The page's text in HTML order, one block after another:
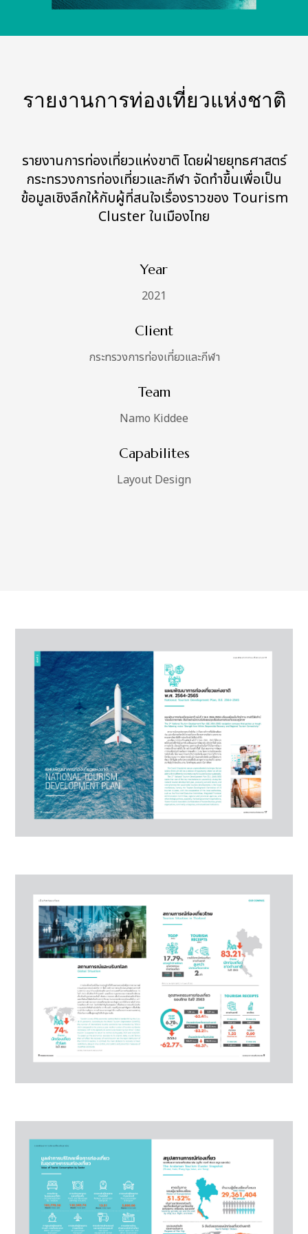
รายงานการท่องเที่ยวแห่งชาติ
รายงานการท่องเที่ยวแห่งขาติ โดยฝ่ายยุทธศาสตร์
กระทรวงการท่องเที่ยวและกีฬา จัดทำขึ้นเพื่อเป็น
ข้อมูลเชิงลึกให้กับผู้ที่สนใจเรื่องราวของ Tourism
Cluster ในเมืองไทย
Year
2021
Client
กระทรวงการท่องเที่ยวและกีฬา
Team
Namo Kiddee
Capabilites
Layout Design